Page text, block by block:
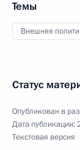
Темы
Внешняя
Статус
Опубликован в
Дата публикации:
Текстовая версия